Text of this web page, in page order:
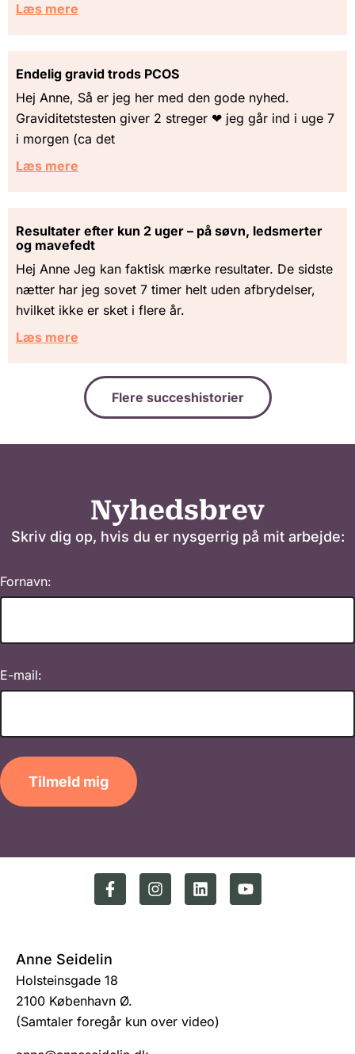
Læs mere
Endelig gravid trods PCOS
Hej Anne, Så er jeg her med den gode nyhed.
Graviditetstesten giver 2 streger ❤ jeg går ind i uge 7
i morgen (ca det
Læs mere
Resultater efter kun 2 uger – på søvn, ledsmerter
og mavefedt
Hej Anne Jeg kan faktisk mærke resultater. De sidste
nætter har jeg sovet 7 timer helt uden afbrydelser,
hvilket ikke er sket i flere år.
Læs mere
Flere succeshistorier
Nyhedsbrev
Skriv dig op, hvis du er nysgerrig på mit arbejde:
Fornavn:
E-mail:
Tilmeld mig
Anne Seidelin
Holsteinsgade 18
2100 København Ø.
(Samtaler foregår kun over video)